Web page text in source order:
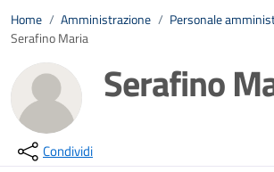
Home / Amministrazione / Personale
Serafino Maria
Serafino
Condividi